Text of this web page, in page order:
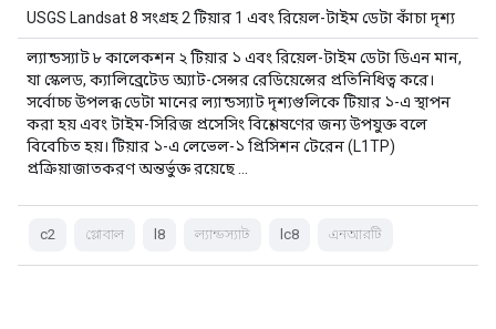
USGS Landsat 8 সংগ্রহ 2 টিয়ার 1 এবং রিয়েল-টাইম ডেটা কাঁচা দৃশ্য
ল্যান্ডস্যাট ৮ কালেকশন ২ টিয়ার ১ এবং রিয়েল-টাইম ডেটা ডিএন মান,
যা স্কেলড, ক্যালিব্রেটেড অ্যাট-সেন্সর রেডিয়েন্সের প্রতিনিধিত্ব করে।
সর্বোচ্চ উপলব্ধ ডেটা মানের ল্যান্ডস্যাট দৃশ্যগুলিকে টিয়ার ১-এ স্থাপন
করা হয় এবং টাইম-সিরিজ প্রসেসিং বিশ্লেষণের জন্য উপযুক্ত বলে
বিবেচিত হয়। টিয়ার ১-এ লেভেল-১ প্রিসিশন টেরেন (L1TP)
প্রক্রিয়াজাতকরণ অন্তর্ভুক্ত রয়েছে ...
c2 গ্লোবাল l8 ল্যান্ডস্যাট lc8 এনআরটি